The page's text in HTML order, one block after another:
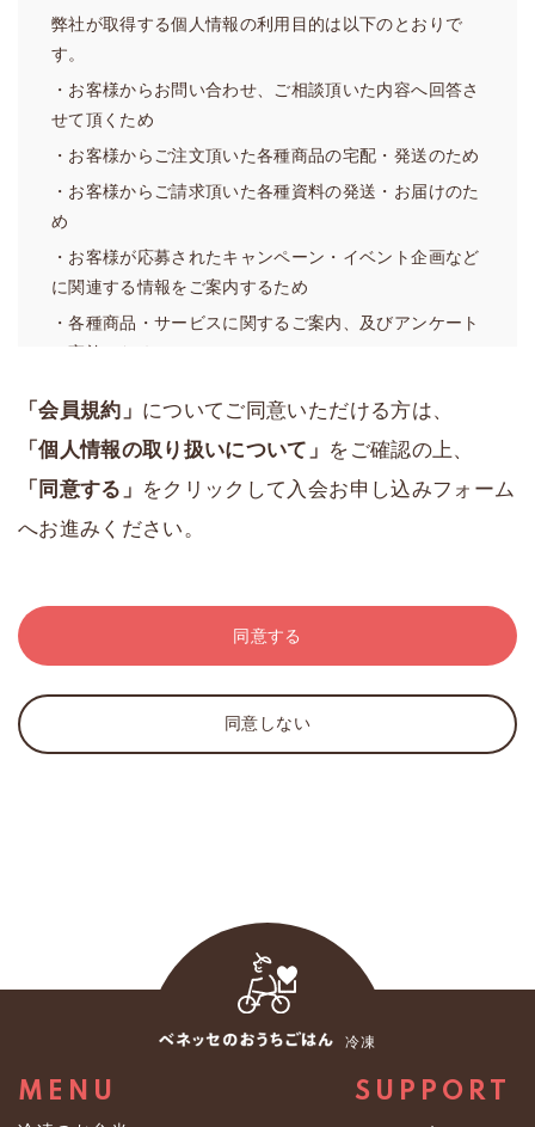
を提供します。
2．当社は、変更後の内容および効力発生日を事前に当サ
イトに掲載して周知することで、効力発生日をもって本
規約を変更することができるものとします。
3．当社は、本規約を具体化しまたは補足するための規則
きるものとします。当サイトにおける「ご利用ガイド」
は、当該規則に該当するものとします。
4．前各項にかかわらず、軽微な事項の変更については当
由に設置し、内容を決定・変更し、または廃止すること
ができます。
ル・郵便・電話・FAX等により行うことができます。
第3条（会員登録料等）
1．入会は、会員が所定の会員登録手続を行った際に成立
します。ただし、次のいずれかに該当する場合には、当
取り消すことができます。
（1）登録した個人情報に、虚偽の情報、誤記または記入
弊社が取得する個人情報の利用目的は以下のとおりで
す。
・お客様からお問い合わせ、ご相談頂いた内容へ回答さ
せて頂くため
・お客様からご注文頂いた各種商品の宅配・発送のため
・お客様からご請求頂いた各種資料の発送・お届けのた
め
・お客様が応募されたキャンペーン・イベント企画など
に関連する情報をご案内するため
・各種商品・サービスに関するご案内、及びアンケート
の実施のため
（２）利用目的の例外
弊社は、あらかじめお客様の同意を得ずに前項の利用目
的の達成に必要な範囲を超えて個人情報の取扱いを行い
ません。ただし、法の例外に該当する場合については、
※弊社は、取得した個人情報について、個人が特定でき
ない情報に加工し、数値化された統計情報としてサービ
スや業務の維持・改善のために使用することがありま
す。なお、統計情報は法の適用対象外であり、個人情報
を統計情報に加工する過程を利用目的とする必要はない
とされています。
３．保有個人データに関する事項
（１）個人情報取扱事業者の氏名又は名称及び住所並び
株式会社ベネッセパレット
〒１６３－０９０５ 東京都新宿区西新宿２丁目３番１
「会員規約」 についてご同意いただける方は、
「個人情報の取り扱いについて」 をご確認の上、
「同意する」 をクリックして入会お申し込みフォーム
へお進みください。
同意しない
同意する
冷凍
MENU SUPPORT